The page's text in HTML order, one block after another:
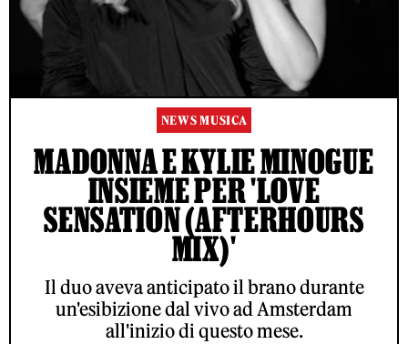
NEWS MUSICA
MADONNA E KYLIE MINOGUE
INSIEME PER 'LOVE
SENSATION (AFTERHOURS
MIX)'
Il duo aveva anticipato il brano durante
un'esibizione dal vivo ad Amsterdam
all'inizio di questo mese.